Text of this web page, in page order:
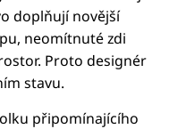
doplňují novější
neomítnuté zdi
Proto designér
stavu.
připomínajícího